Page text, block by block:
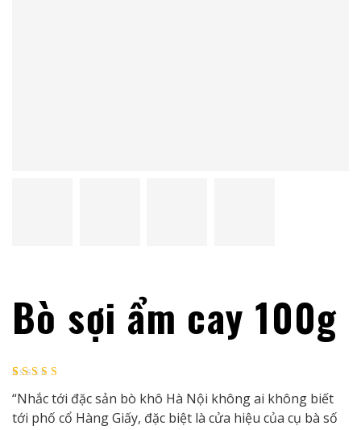
Bò sợi ẩm cay 100g
of 5 based on
customer rating
“Nhắc tới đặc sản bò khô Hà Nội không ai không biết
tới phố cổ Hàng Giấy, đặc biệt là cửa hiệu của cụ bà số